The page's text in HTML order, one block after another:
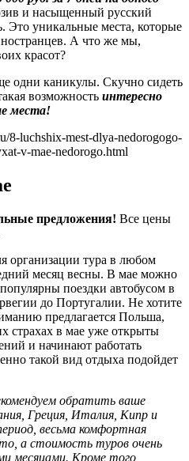
и насыщенный русский
Это уникальные места, которые
А что же мы,
красот?
одни каникулы. Скучно сидеть
возможность интересно
места!
8-luchshix-mest-dlya-nedorogogo-
v-mae-nedorogo.html
предложения! Все цены
организации тура в любом
месяц весны. В мае можно
поездки автобусом в
до Португалии. Не хотите
предлагается Польша,
страхах в мае уже открыты
и начинают работать
такой вид отдыха подойдет
обратить ваше
Греция, Италия, Кипр и
весьма комфортная
а стоимость туров очень
месяцами. Кроме того